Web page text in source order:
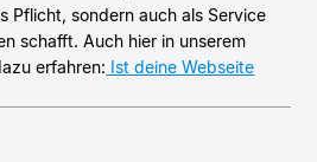
Pflicht, sondern auch als Service
schafft. Auch hier in unserem
erfahren: Ist deine Webseite